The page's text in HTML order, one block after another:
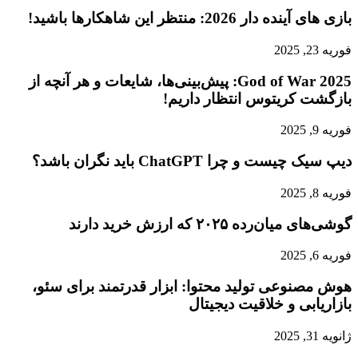
بازی‌ های آینده دار 2026: منتظر این شاهکارها باشید!
فوریه 23, 2025
God of War 2025: پیش‌بینی‌ها، شایعات و هر آنچه از
بازگشت کریتوس انتظار داریم!
فوریه 9, 2025
دیپ سیک چیست و چرا ChatGPT باید نگران باشد؟
فوریه 8, 2025
گوشی‌های میان‌رده ۲۰۲۵ که ارزش خرید دارند
فوریه 6, 2025
هوش مصنوعی تولید محتوا: ابزار قدرتمند برای سئو،
بازاریابی و خلاقیت دیجیتال
ژانویه 31, 2025